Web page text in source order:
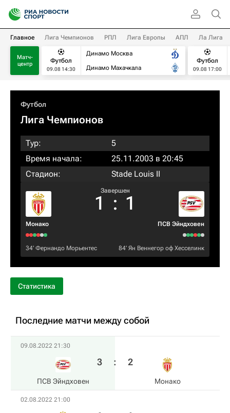
Главное Лига Чемпионов РПЛ Лига Европы АПЛ Ла Лига
Матч-
центр
Футбол
09.08 14:30
Динамо Москва
Динамо Махачкала
Футбол
09.08 17:00
Футбол
Лига Чемпионов
Тур:
5
Время начала:
25.11.2003 в 20:45
Стадион:
Stade Louis II
Монако
Завершен
1 : 1
ПСВ Эйндховен
34‎’‎ Фернандо Морьентес 84‎’‎ Ян Веннегор оф Хесселинк
Статистика
Последние матчи между собой
09.08.2022 21:30
ПСВ Эйндховен
3 : 2
Монако
02.08.2022 21:00